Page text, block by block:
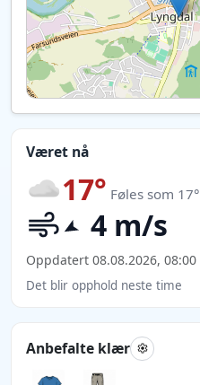
Været nå
17° Føles som 17°
4 m/s
Oppdatert 08.08.2026, 08:00
Det blir opphold neste time
Anbefalte klær